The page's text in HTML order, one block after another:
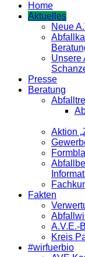
Home
Aktuelles
Neue
Unsere
Presse
Beratung
Aktion
Fakten
A.V.E.-
Kreis
#wirfuerbio